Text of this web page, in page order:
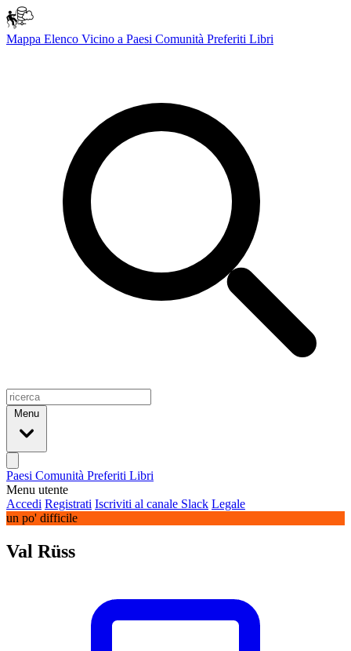
Mappa Elenco Vicino a Paesi Comunità Preferiti Libri
Menu
Paesi Comunità Preferiti Libri
Menu utente
Accedi Registrati Iscriviti al canale Slack Legale
un po' difficile
Val Rüss